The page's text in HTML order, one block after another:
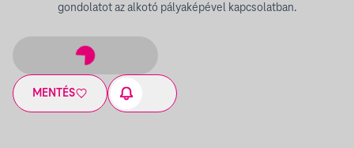
gondolatot az alkotó pályaképével kapcsolatban.
MENTÉS